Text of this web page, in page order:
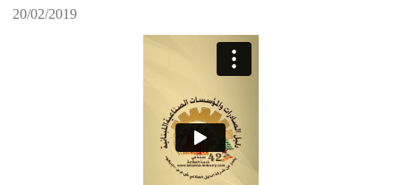
20/02/2019